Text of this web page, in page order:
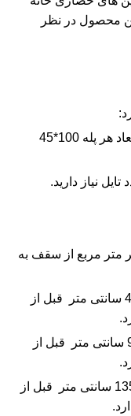
محصول در نظر
یک پله دو پله و سه پله تولید می شود که ابعاد هر پله 100*45
نیاز دارید.
متر مربع از سقف به
ورق پرچین یک پله ابعادی متناظربا 100*45 سانتی متر قبل از
ورق پرچین دو پله ابعادی متناظربا 100*90 سانتی متر قبل از
ورق پرچین سه پله ابعادی متناظربا 100*135 سانتی متر قبل از